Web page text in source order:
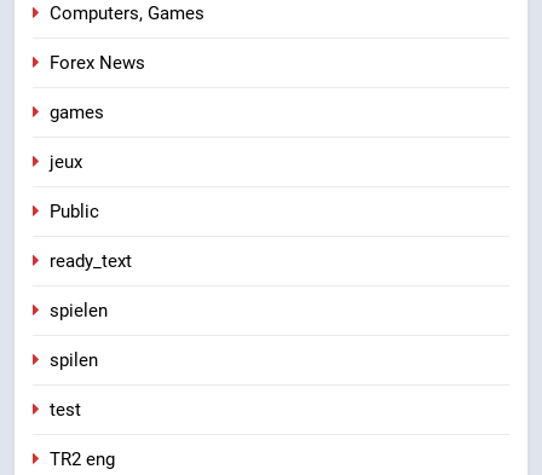
Computers, Games
Forex News
games
jeux
Public
ready_text
spielen
spilen
test
TR2 eng